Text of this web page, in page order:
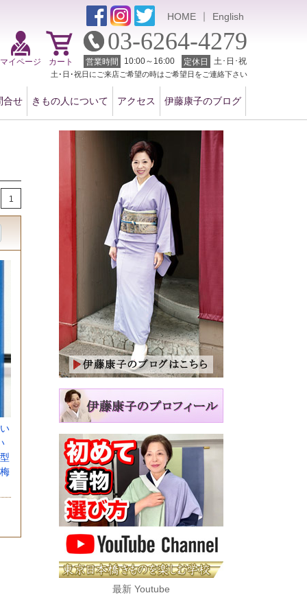
HOME ｜ English
合せ きもの人について アクセス 伊藤康子のブログ
マイページ カート
03-6264-4279
営業時間 10:00～16:00 定休日 土･日･祝
土･日･祝日にご来店ご希望の時はご希望日をご連絡下さい
1
最新 Youtube